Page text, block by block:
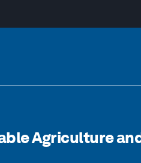
Agriculture